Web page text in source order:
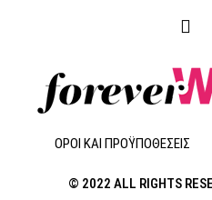
F
e
b
o
k
f
ΟΡΟΙ ΚΑΙ ΠΡΟΫΠΟΘΕΣΕΙΣ
© 2022 ALL RIGHTS